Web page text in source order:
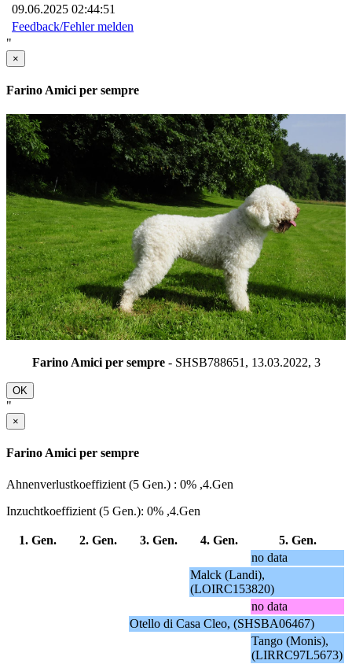
09.06.2025 02:44:51
Feedback/Fehler melden
"
×
Farino Amici per sempre
Farino Amici per sempre- SHSB788651, 13.03.2022, 3
OK
"
×
Farino Amici per sempre
Ahnenverlustkoeffizient (5 Gen.) : 0% ,4.Gen
Inzuchtkoeffizient (5 Gen.): 0% ,4.Gen
1. Gen. 2. Gen. 3. Gen. 4. Gen.
5. Gen.
no data
Malck (Landi),
(LOIRC153820)
no data
Otello di Casa Cleo, (SHSBA06467)
Tango (Monis),
(LIRRC97L5673)